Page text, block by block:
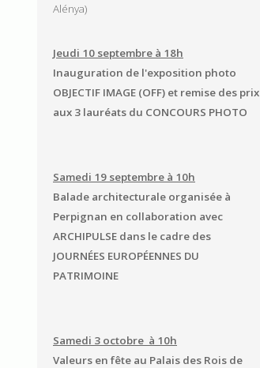
Alénya)
Jeudi 10 septembre à 18h
Inauguration de l'exposition photo
OBJECTIF IMAGE (OFF) et remise des prix
aux 3 lauréats du CONCOURS PHOTO
Samedi 19 septembre à 10h
Balade architecturale organisée à
Perpignan en collaboration avec
ARCHIPULSE dans le cadre des
JOURNÉES EUROPÉENNES DU
PATRIMOINE
Samedi 3 octobre à 10h
Valeurs en fête au Palais des Rois de